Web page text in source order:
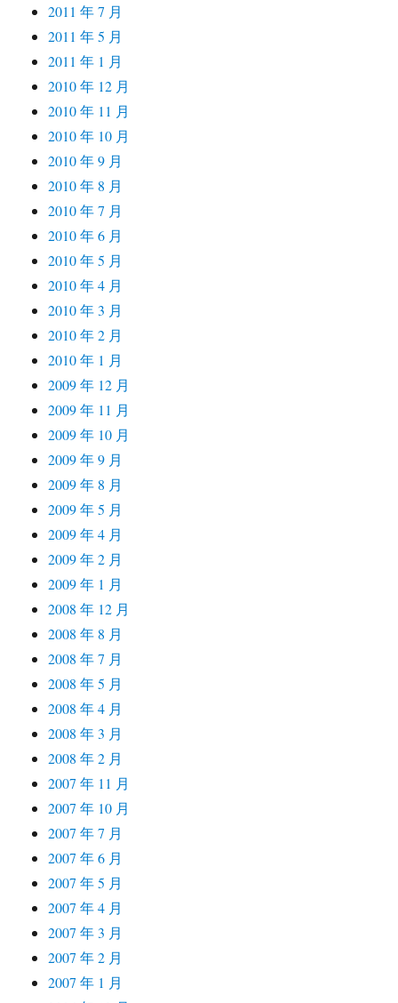
2011 年 7 月
2011 年 5 月
2011 年 1 月
2010 年 12 月
2010 年 11 月
2010 年 10 月
2010 年 9 月
2010 年 8 月
2010 年 7 月
2010 年 6 月
2010 年 5 月
2010 年 4 月
2010 年 3 月
2010 年 2 月
2010 年 1 月
2009 年 12 月
2009 年 11 月
2009 年 10 月
2009 年 9 月
2009 年 8 月
2009 年 5 月
2009 年 4 月
2009 年 2 月
2009 年 1 月
2008 年 12 月
2008 年 8 月
2008 年 7 月
2008 年 5 月
2008 年 4 月
2008 年 3 月
2008 年 2 月
2007 年 11 月
2007 年 10 月
2007 年 7 月
2007 年 6 月
2007 年 5 月
2007 年 4 月
2007 年 3 月
2007 年 2 月
2007 年 1 月